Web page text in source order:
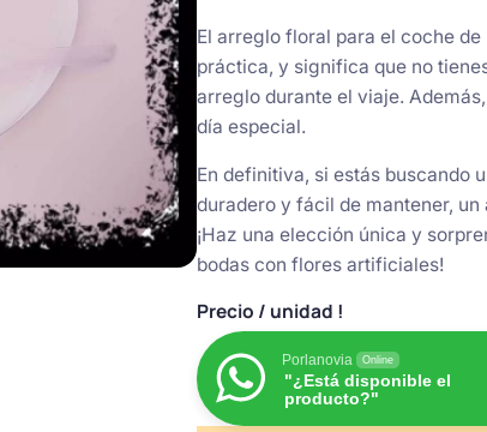
El arreglo floral para el coche
práctica, y significa que no
arreglo durante el viaje.
día especial.
En definitiva, si estás buscando
duradero y fácil de mantener,
¡Haz una elección única y
bodas con flores artificiales!
Precio / unidad !
Porlanovia Online
"¿Está disponible el
producto?"